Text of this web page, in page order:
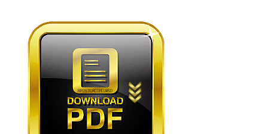
Download Grátis Curso Online!
Apostila PC PR 2026 PDF Download Grátis
Curso Online!
Apostila Câmara de Mauá SP 2026 PDF